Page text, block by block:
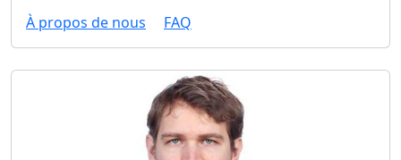
À propos de nous
FAQ